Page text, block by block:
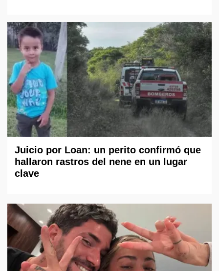
Juicio por Loan: un perito confirmó que
hallaron rastros del nene en un lugar
clave